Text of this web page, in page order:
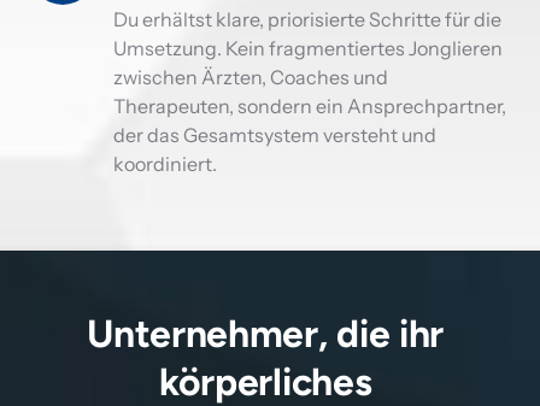
Du erhältst klare, priorisierte Schritte für die
Umsetzung. Kein fragmentiertes Jonglieren
zwischen Ärzten, Coaches und
Therapeuten, sondern ein Ansprechpartner,
der das Gesamtsystem versteht und
koordiniert.
Unternehmer, die ihr
körperliches